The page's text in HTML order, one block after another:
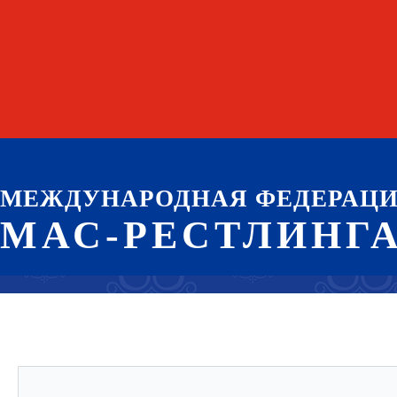
МЕЖДУНАРОДНАЯ
МАС-